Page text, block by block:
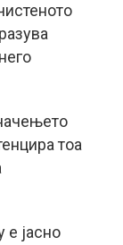
тоа
е јасно